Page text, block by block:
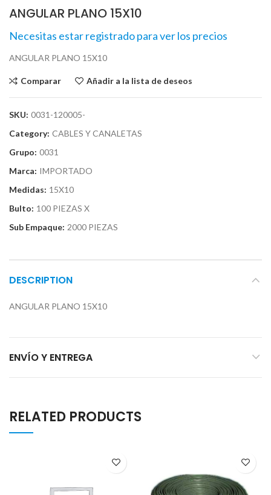
ANGULAR PLANO 15X10
Necesitas estar registrado para ver los precios
ANGULAR PLANO 15X10
Comparar Añadir a la lista de deseos
SKU: 0031-120005-
Category: CABLES Y CANALETAS
Grupo: 0031
Marca: IMPORTADO
Medidas: 15X10
Bulto: 100 PIEZAS X
Sub Empaque: 2000 PIEZAS
DESCRIPTION
ANGULAR PLANO 15X10
ENVÍO Y ENTREGA
RELATED PRODUCTS